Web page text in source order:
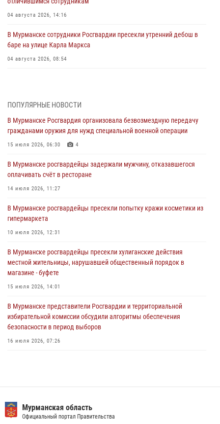
04 августа 2026, 14:16
В Мурманске сотрудники Росгвардии пресекли утренний дебош в
баре на улице Карла Маркса
04 августа 2026, 08:54
03 августа 2026, 12:23 4
Сотрудники вневедомственной охраны Росгвардии пресекли
хулиганские действия дебошира на автозаправочной станции
города Кандалакши
Сотрудники Росгвардии провели инструктаж по
антитеррористической защищенности для членов избирательных
31 июля 2026, 08:48 3
Сотрудники Росгвардии задержали мужчину, не оплатившего счет в
30 июля 2026, 14:09
В Управлении Росгвардии по Мурманской области прошло пожарно-
тактическое занятие совместно с МЧС России
ПОПУЛЯРНЫЕ НОВОСТИ
В Мурманске Росгвардия организовала безвозмездную передачу
гражданами оружия для нужд специальной военной операции
15 июля 2026, 06:30 4
В Мурманске росгвардейцы задержали мужчину, отказавшегося
оплачивать счёт в ресторане
14 июля 2026, 11:27
В Мурманске росгвардейцы пресекли попытку кражи косметики из
гипермаркета
10 июля 2026, 12:31
В Мурманске росгвардейцы пресекли хулиганские действия
местной жительницы, нарушавшей общественный порядок в
магазине - буфете
15 июля 2026, 14:01
В Мурманске представители Росгвардии и территориальной
избирательной комиссии обсудили алгоритмы обеспечения
безопасности в период выборов
16 июля 2026, 07:26
В Мурманске сотрудники Росгвардии задержали мужчину,
скрывавшегося от правосудия
Мурманская область
Официальный портал Правительства